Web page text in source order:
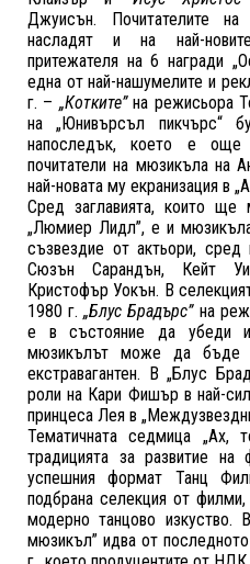
Джуисън. Почитателите
насладят и на най-
притежателя на 6 награди
една от най-нашумелите и
г. – „Котките”на режисьора
на „Юнивърсъл пикчърс“
напоследък, което е още
почитатели на мюзикъла на
най-новата му екранизация в
Сред заглавията, които
„Люмиер Лидл”, е и
съзвездие от актьори,
Сюзън Сарандън, Кейт
Кристофър Уокън. В
1980 г.„Блус Брадърс” на
е в състояние да убеди и
мюзикълът може да бъде
екстравагантен. В „Блус
роли на Кари Фишър в най-
принцеса Лея в
Тематичната седмица „Ах,
традицията за развитие на
успешния формат Танц
подбрана селекция от
модерно танцово изкуство.
мюзикъл” идва от